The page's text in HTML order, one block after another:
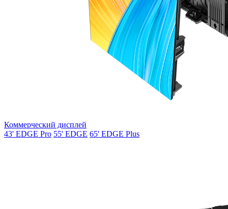
Коммерческий дисплей
43' EDGE Pro 55' EDGE 65' EDGE Plus